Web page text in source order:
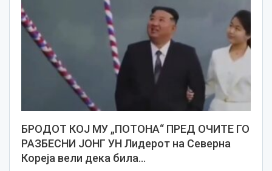
БРОДОТ КОЈ МУ „ПОТОНА“ ПРЕД ОЧИТЕ ГО
РАЗБЕСНИ ЈОНГ УН Лидерот на Северна
Кореја вели дека била…